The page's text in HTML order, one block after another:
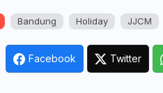
Bandung Holiday JJCM
Facebook Twitter